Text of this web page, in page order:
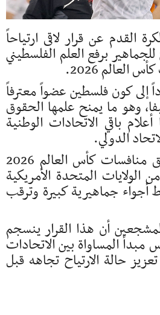
القدم عن قرار لاقى ارتياحاً
برفع العلم الفلسطيني
2026.
إلى كون فلسطين عضواً معترفاً
وهو ما يمنح علمها الحقوق
باقي الاتحادات الوطنية
الدولي.
ومن المنتظر أن تنطلق منافسات كأس العالم 2026
من الولايات المتحدة الأمريكية
جماهيرية كبيرة وترقب
أن هذا القرار ينسجم
مبدأ المساواة بين الاتحادات
حالة الارتياح تجاهه قبل